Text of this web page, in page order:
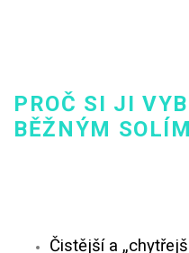
PROČ SI JI
BĚŽNÝM SOLÍM
Čistější a